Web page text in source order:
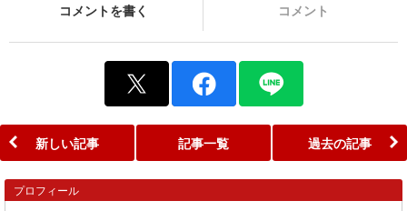
コメントを書く コメント
新しい記事 記事一覧 過去の記事
プロフィール